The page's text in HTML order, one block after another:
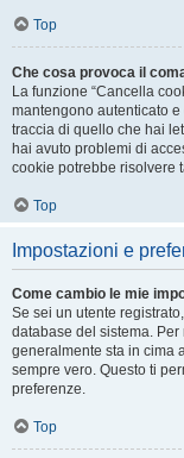
Top
Che cosa provoca il
La funzione “Cancella
mantengono autenticato
traccia di quello che hai
hai avuto problemi di
cookie potrebbe risolvere
Top
Impostazioni e
Come cambio le mie
Se sei un utente
database del sistema.
generalmente sta in cima
sempre vero. Questo ti
preferenze.
Top